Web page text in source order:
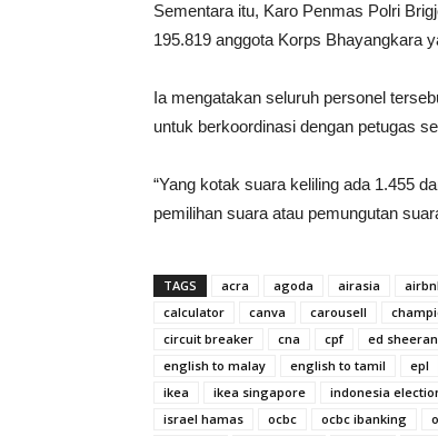
Sementara itu, Karo Penmas Polri
195.819 anggota Korps Bhayangkara
Ia mengatakan seluruh personel
untuk berkoordinasi dengan petugas
“Yang kotak suara keliling ada 1.455
pemilihan suara atau pemungutan
TAGS acra agoda airasia
calculator
canva carousell
circuit breaker
cna cpf ed sheeran
english to malay
english to tamil epl
ikea
ikea singapore indonesia
israel hamas
ocbc ocbc ibanking